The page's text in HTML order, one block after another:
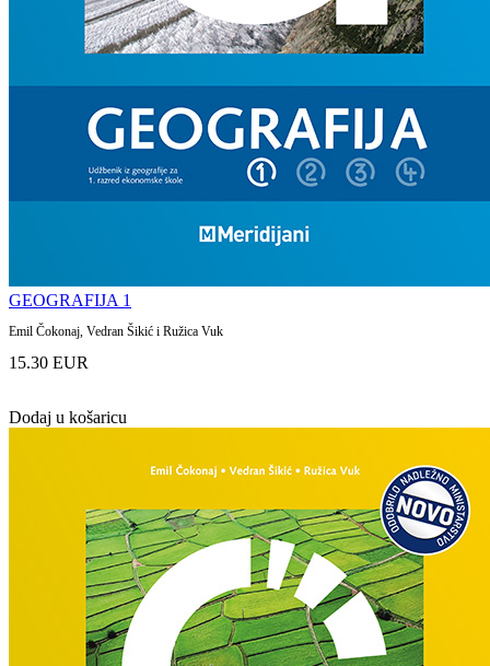
GEOGRAFIJA 1
Emil Čokonaj, Vedran Šikić i Ružica Vuk
15.30 EUR
Dodaj u košaricu